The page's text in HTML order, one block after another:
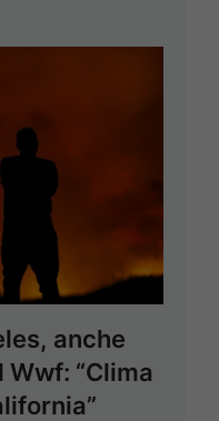
anche
Wwf: “Clima